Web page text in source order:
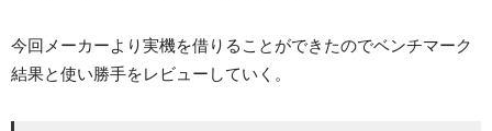
今回メーカーより実機を借りることができたのでベンチマーク
結果と使い勝手をレビューしていく。